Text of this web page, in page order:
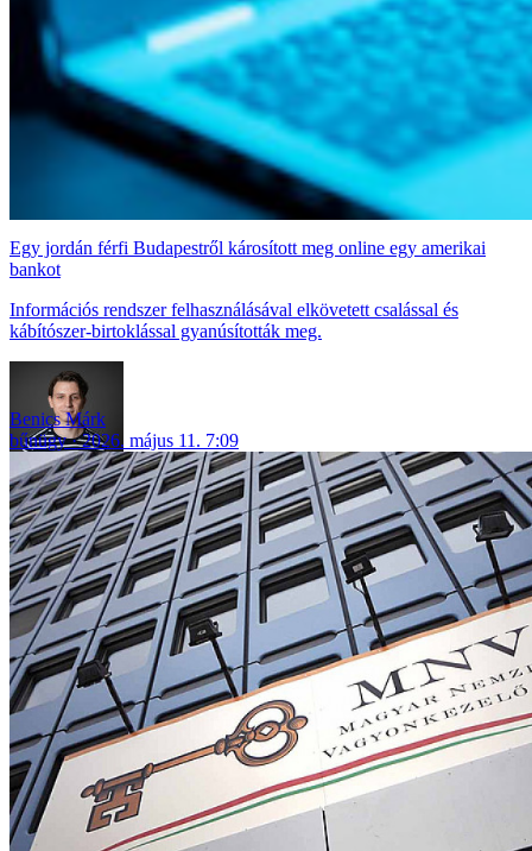
Egy jordán férfi Budapestről károsított meg online egy amerikai
bankot
Információs rendszer felhasználásával elkövetett csalással és
kábítószer-birtoklással gyanúsították meg.
Benics Márk
bűnügy
2026. május 11. 7:09